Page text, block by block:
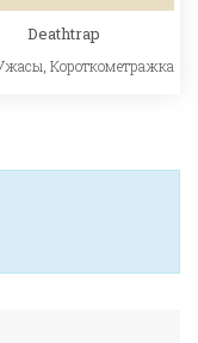
Deathtrap
,Короткометражка